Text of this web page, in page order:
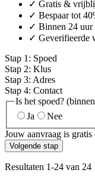
✓ Gratis &
✓ Bespaar tot
✓ Binnen 24 uur
✓ Geverifieerde
Stap 1 : Spoed
Stap 2: Klus
Stap 3: Adres
Stap 4: Contact
Is het spoed?
Ja
Nee
Jouw aanvraag is
Volgende stap
Resultaten 1-24 van 24